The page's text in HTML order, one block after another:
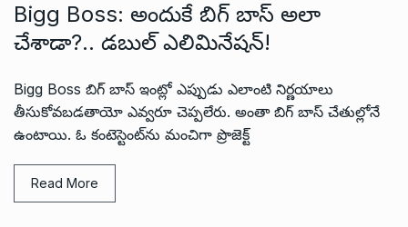
Bigg Boss: అందుకే బిగ్ బాస్ అలా
చేశాడా?.. డబుల్ ఎలిమినేషన్!
Bigg Boss బిగ్ బాస్ ఇంట్లో ఎప్పుడు ఎలాంటి నిర్ణయాలు
తీసుకోవబడతాయో ఎవ్వరూ చెప్పలేరు. అంతా బిగ్ బాస్ చేతుల్లోనే
ఉంటాయి. ఓ కంటెస్టెంట్‌ను మంచిగా ప్రొజెక్ట్
Read More